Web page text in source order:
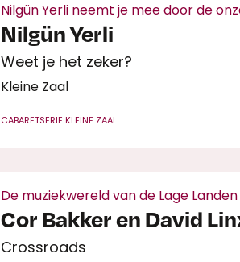
Nilgün Yerli
Weet je het zeker?
Nilgün Yerli neemt je mee door de
Kleine Zaal
CABARETSERIE KLEINE ZAAL
Cor Bakker en David
Crossroads
De muziekwereld van de Lage